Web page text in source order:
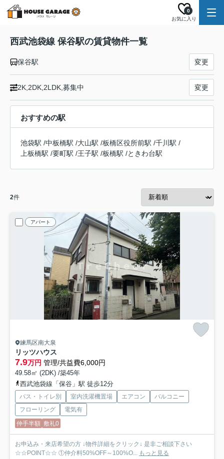
お気に入り
0
西武池袋線 保谷駅の賃貸物件一覧
保谷駅 変更
2K,2DK,2LDK,募集中 変更
おすすめの駅
池袋駅 /中板橋駅 /大山駅 /板橋区役所前駅 /千川駅 /
上板橋駅 /要町駅 /王子駅 /板橋駅 /ときわ台駅
2件
アパート
練馬区南大泉
リッツハウス
7.9万円 管理/共益費6,000円
49.58㎡ (2DK) /築45年
西武池袋線「保谷」駅 徒歩12分
バス・トイレ別 室内洗濯機置場 エアコン
バルコニー
フローリング
電気有
仲手半額 敷礼0
お申込み・来店希望の方 ↓物件詳細をクリック↓ 是非ご相談下さい
☆☆POINT☆☆ ①仲介料50%OFF～100%O... もっと見る